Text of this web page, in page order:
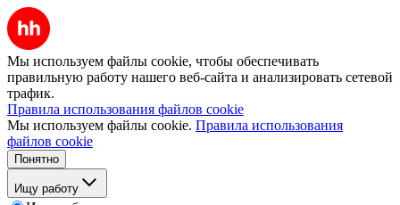
Мы используем файлы cookie, чтобы обеспечивать
правильную работу нашего веб-сайта и анализировать сетевой
трафик.
Правила использования файлов cookie
Мы используем файлы cookie. Правила использования
файлов cookie
Понятно
Ищу работу